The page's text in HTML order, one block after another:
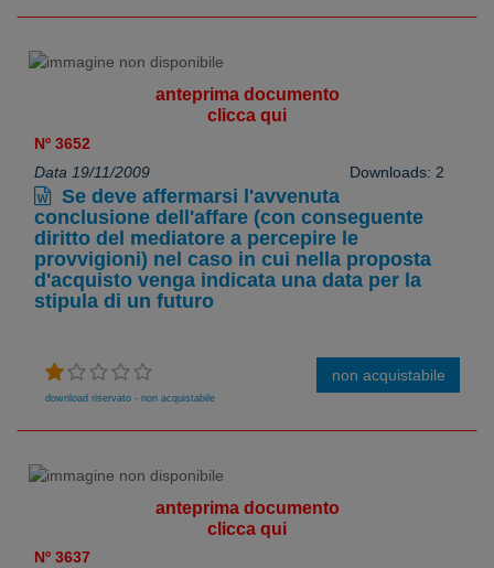
anteprima documento
clicca qui
Nº 3652
Data 19/11/2009
Downloads: 2
Se deve affermarsi l'avvenuta
conclusione dell'affare (con conseguente
diritto del mediatore a percepire le
provvigioni) nel caso in cui nella proposta
d'acquisto venga indicata una data per la
stipula di un futuro
download riservato - non acquistabile
non acquistabile
anteprima documento
clicca qui
Nº 3637